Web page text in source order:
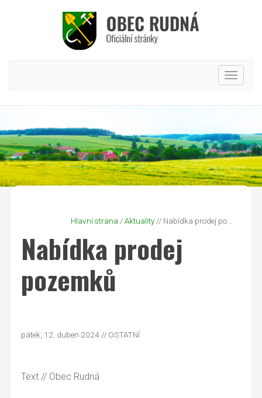
Hlavní
Hlavní strana /Aktuality// Nabídka prodej po...
Nabídka prodej
pozemků
pátek, 12. duben 2024 // OSTATNÍ
Text // Obec Rudná